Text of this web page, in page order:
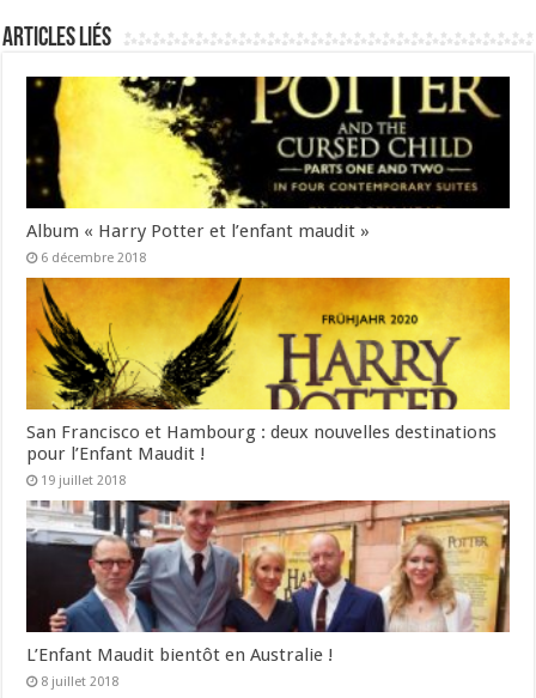
Articles liés
Album « Harry Potter et l’enfant maudit »
6 décembre 2018
San Francisco et Hambourg : deux nouvelles destinations
pour l’Enfant Maudit !
19 juillet 2018
L’Enfant Maudit bientôt en Australie !
8 juillet 2018